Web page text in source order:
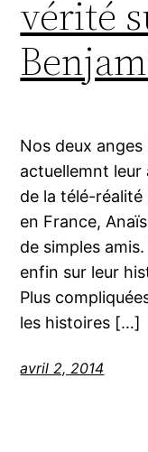
vérité
Nos deux
actuellemnt leur
de la télé-
en France,
de simples
enfin sur leur
Plus
les histoires […]
avril 2, 2014